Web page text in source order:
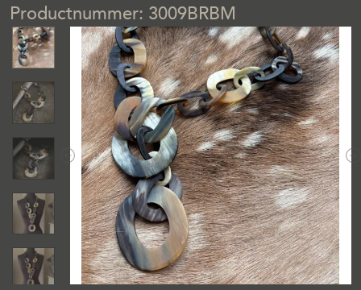
Previous